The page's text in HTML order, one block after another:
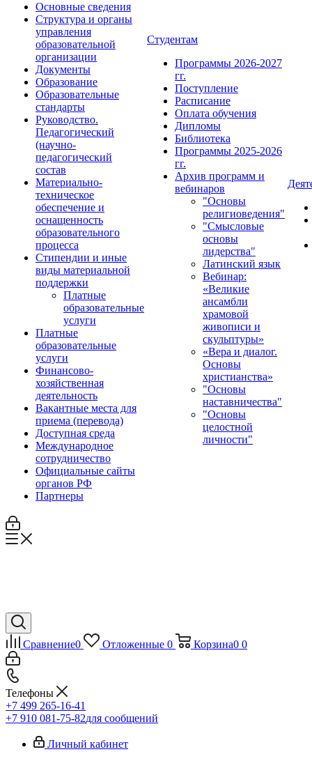
Основные сведения
Структура и органы
управления
образовательной
организации
Документы
Образование
Образовательные
стандарты
Руководство.
Педагогический
(научно-
педагогический
состав
Материально-
техническое
обеспечение и
оснащенность
образовательного
процесса
Стипендии и иные
виды материальной
поддержки
Платные
образовательные
услуги
Платные
образовательные
услуги
Финансово-
хозяйственная
деятельность
Вакантные места для
приема (перевода)
Доступная среда
Международное
сотрудничество
Официальные сайты
органов РФ
Партнеры
Студентам
Программы 2026-2027
гг.
Поступление
Расписание
Оплата обучения
Дипломы
Библиотека
Программы 2025-2026
гг.
Архив программ и
вебинаров
"Основы
религиоведения"
"Смысловые
основы
лидерства"
Латинский язык
Вебинар:
«Великие
ансамбли
храмовой
живописи и
скульптуры»
«Вера и диалог.
Основы
христианства»
"Основы
наставничества"
"Основы
целостной
личности"
Сравнение0 Отложенные 0 Корзина0 0
Телефоны
+7 499 265-16-41
+7 910 081-75-82для сообщений
Личный кабинет